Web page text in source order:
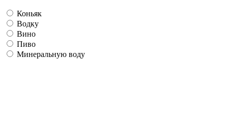
Коньяк
Водку
Вино
Пиво
Минеральную воду